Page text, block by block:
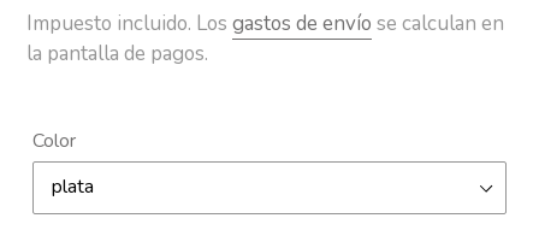
habitual
Impuesto incluido. Los gastos de envío se calculan en
la pantalla de pagos.
Color